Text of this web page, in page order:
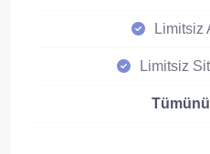
Limitsiz
Limitsiz